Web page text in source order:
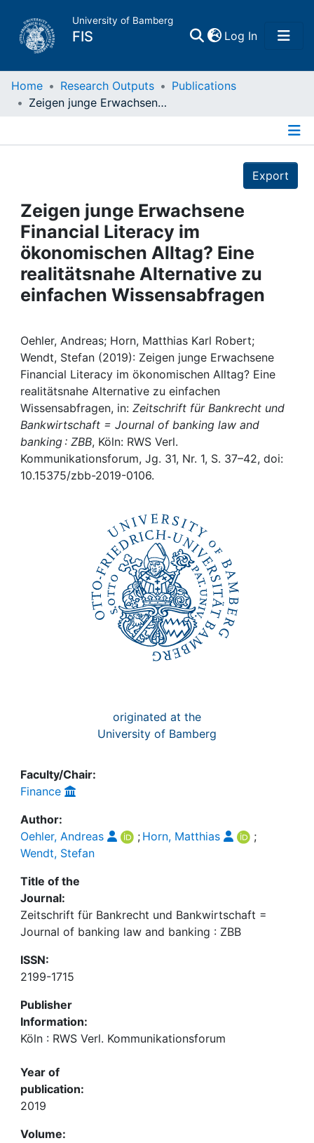
University of Bamberg
FIS Log In(current)
Home
Projects
People
Institutions
My FIS
Help
Home Research Outputs
Publications
Zeigen junge Erwachsene Financial Literacy im ökonomischen Alltag? Eine realitätsnahe Alternative zu einfachen Wissensabfragen
Export
Zeigen junge Erwachsene
Financial Literacy im
ökonomischen Alltag? Eine
realitätsnahe Alternative zu
einfachen Wissensabfragen
Oehler, Andreas; Horn, Matthias Karl Robert;
Wendt, Stefan (2019): Zeigen junge Erwachsene
Financial Literacy im ökonomischen Alltag? Eine
realitätsnahe Alternative zu einfachen
Wissensabfragen, in: Zeitschrift für Bankrecht und
Bankwirtschaft = Journal of banking law and
banking : ZBB, Köln: RWS Verl.
Kommunikationsforum, Jg. 31, Nr. 1, S. 37–42, doi:
10.15375/zbb-2019-0106.
originated at the
University of Bamberg
Faculty/Chair:
Finance
Author:
Oehler, Andreas
; Horn, Matthias
;
Wendt, Stefan
Title of the
Journal:
Zeitschrift für Bankrecht und Bankwirtschaft =
Journal of banking law and banking : ZBB
ISSN:
2199-1715
Publisher
Information:
Köln : RWS Verl. Kommunikationsforum
Year of
publication:
2019
Volume: